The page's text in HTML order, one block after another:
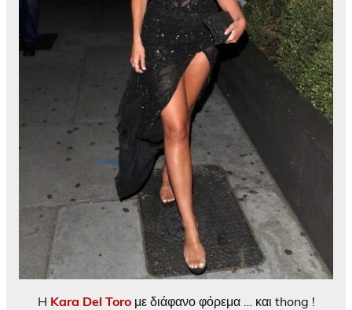
H Kara Del Toroμε διάφανο φόρεμα … και thong !